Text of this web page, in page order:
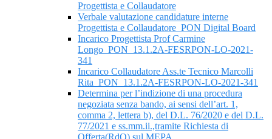
Progettista e Collaudatore
Verbale valutazione candidature interne
Progettista e Collaudatore_PON Digital Board
Incarico Progettista Prof Carmine
Longo_PON_13.1.2A-FESRPON-LO-2021-
341
Incarico Collaudatore Ass.te Tecnico Marcolli
Rita_PON_13.1.2A-FESRPON-LO-2021-341
Determina per l’indizione di una procedura
negoziata senza bando, ai sensi dell’art. 1,
comma 2, lettera b), del D.L. 76/2020 e del D.L.
77/2021 e ss.mm.ii.,tramite Richiesta di